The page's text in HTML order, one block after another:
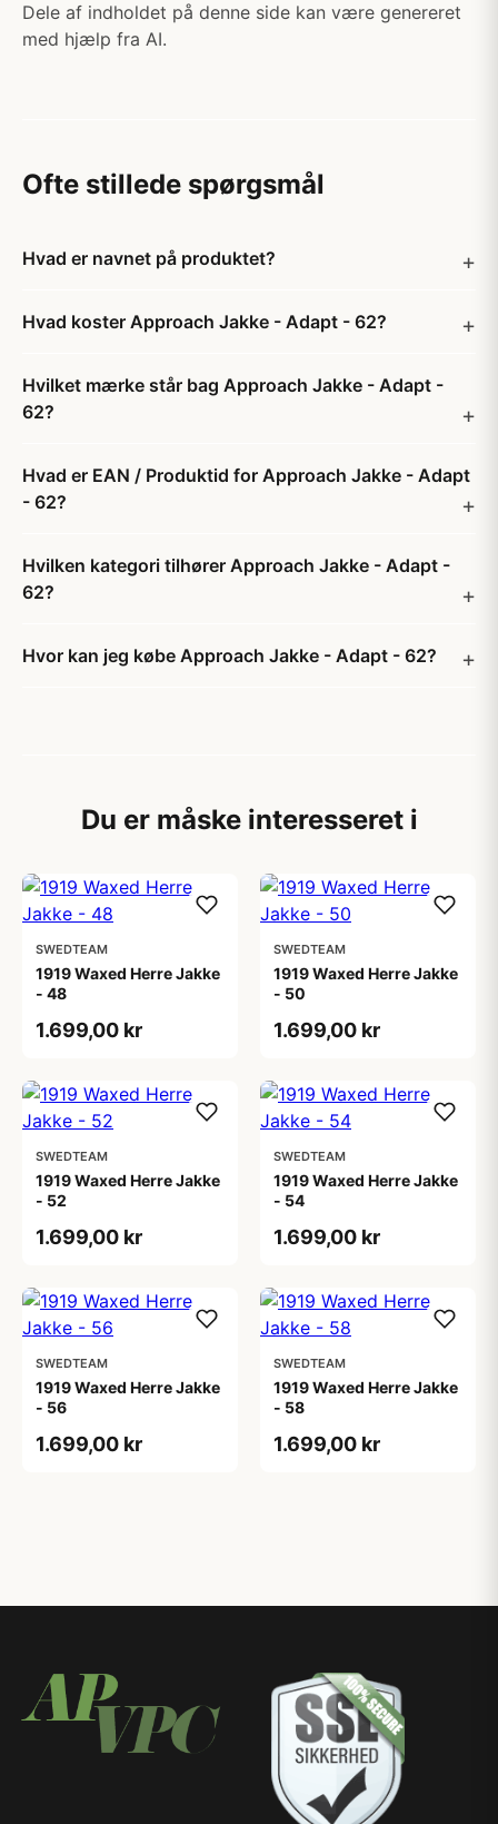
Dele af indholdet på denne side kan være genereret
med hjælp fra AI.
Ofte stillede spørgsmål
Hvad er navnet på produktet?
Hvad koster Approach Jakke - Adapt - 62?
Hvilket mærke står bag Approach Jakke - Adapt -
62?
Hvad er EAN / Produktid for Approach Jakke - Adapt
- 62?
Hvilken kategori tilhører Approach Jakke - Adapt -
62?
Hvor kan jeg købe Approach Jakke - Adapt - 62?
Du er måske interesseret i
SWEDTEAM
1919 Waxed Herre Jakke
- 48
1.699,00 kr
SWEDTEAM
1919 Waxed Herre Jakke
- 50
1.699,00 kr
SWEDTEAM
1919 Waxed Herre Jakke
- 52
1.699,00 kr
SWEDTEAM
1919 Waxed Herre Jakke
- 54
1.699,00 kr
SWEDTEAM
1919 Waxed Herre Jakke
- 56
1.699,00 kr
SWEDTEAM
1919 Waxed Herre Jakke
- 58
1.699,00 kr